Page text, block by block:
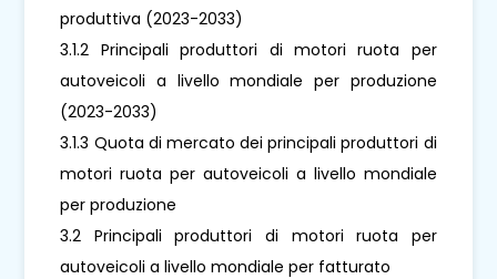
produttiva (2023-2033)
3.1.2 Principali produttori di motori ruota per
autoveicoli a livello mondiale per produzione
(2023-2033)
3.1.3 Quota di mercato dei principali produttori di
motori ruota per autoveicoli a livello mondiale
per produzione
3.2 Principali produttori di motori ruota per
autoveicoli a livello mondiale per fatturato